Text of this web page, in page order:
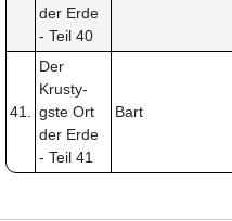
der Erde
- Teil 40
41.
Der
Krusty-
gste Ort
der Erde
- Teil 41
Bart